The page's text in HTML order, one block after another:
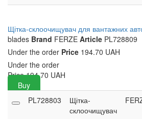
Щітка-склоочищувач для вантажних
blades Brand FERZE Article PL728809
Under the order Price 194.70 UAH
Under the order
Price 194.70 UAH
Buy
PL728803
Щітка-
склоочищувач